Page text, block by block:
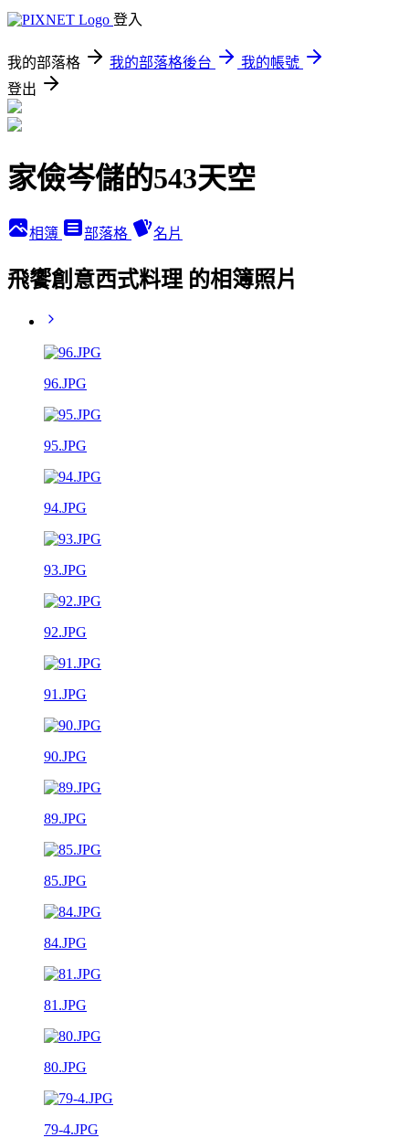
登入
我的部落格 我的部落格後台
我的帳號
登出
家儉岑儲的543天空
相簿 部落格 名片
飛饗創意西式料理 的相簿照片
96.JPG
95.JPG
94.JPG
93.JPG
92.JPG
91.JPG
90.JPG
89.JPG
85.JPG
84.JPG
81.JPG
80.JPG
79-4.JPG